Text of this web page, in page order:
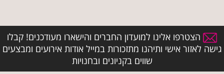
הצטרפו אלינו למועדון החברים והישארו מעודכנים! קבלו
גישה לאזור אישי ותיהנו מתזכורות במייל אודות אירועים ומבצעים
שווים בקניונים ובחנויות